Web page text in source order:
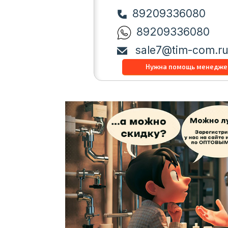
89209336080
89209336080
sale7@tim-com.ru